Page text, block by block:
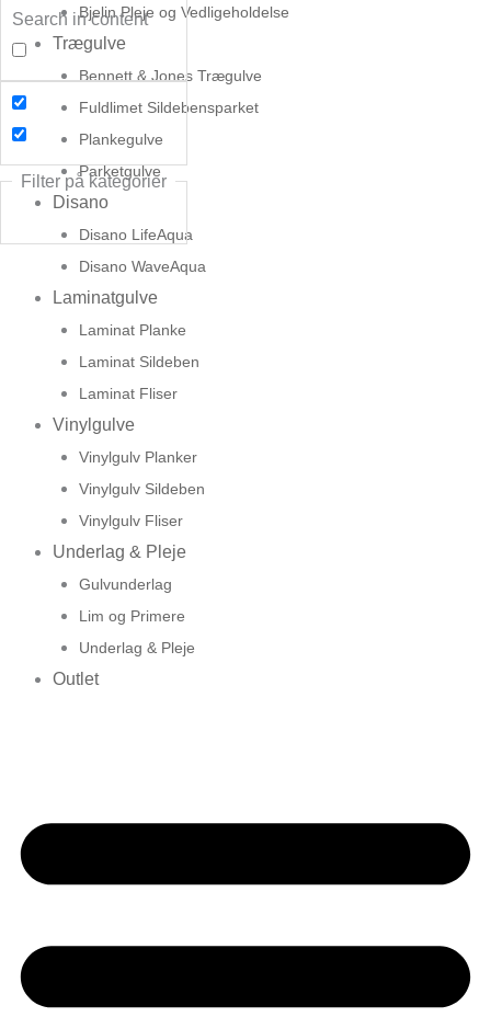
Search in content
Filter på kategorier
Bjelin Pleje og Vedligeholdelse
Trægulve
Bennett & Jones Trægulve
Fuldlimet Sildebensparket
Plankegulve
Parketgulve
Disano
Disano LifeAqua
Disano WaveAqua
Laminatgulve
Laminat Planke
Laminat Sildeben
Laminat Fliser
Vinylgulve
Vinylgulv Planker
Vinylgulv Sildeben
Vinylgulv Fliser
Underlag & Pleje
Gulvunderlag
Lim og Primere
Underlag & Pleje
Outlet